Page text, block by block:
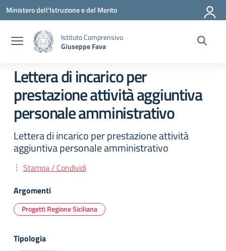
Vai ai contenuti
Vai al menu di navigazione
Vai al footer
Ministero dell'Istruzione e del Merito
Istituto Comprensivo
Giuseppe Fava
Lettera di incarico per
prestazione attività aggiuntiva
personale amministrativo
Lettera di incarico per prestazione attività
aggiuntiva personale amministrativo
Stampa / Condividi
Argomenti
Progetti Regione Siciliana
Tipologia